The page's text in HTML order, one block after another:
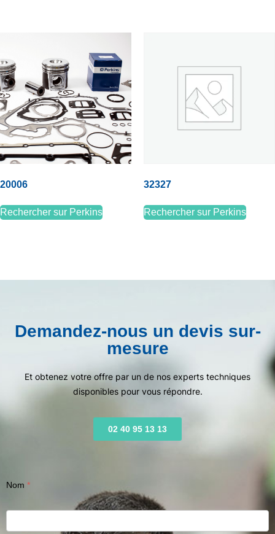
20006
Rechercher sur Perkins
32327
Rechercher sur Perkins
Demandez-nous un devis sur-
mesure
Et obtenez votre offre par un de nos experts techniques
disponibles pour vous répondre.
02 40 95 13 13
Nom